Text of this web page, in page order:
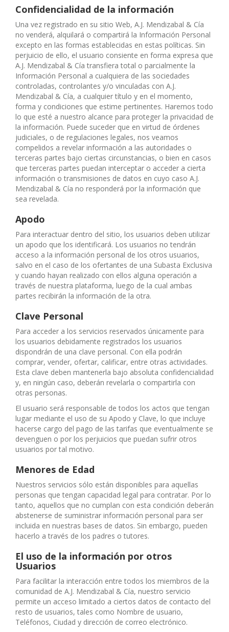
Confidencialidad de la información
Una vez registrado en su sitio Web, A.J. Mendizabal & Cía
no venderá, alquilará o compartirá la Información Personal
excepto en las formas establecidas en estas políticas. Sin
perjuicio de ello, el usuario consiente en forma expresa que
A.J. Mendizabal & Cía transfiera total o parcialmente la
Información Personal a cualquiera de las sociedades
controladas, controlantes y/o vinculadas con A.J.
Mendizabal & Cía, a cualquier título y en el momento,
forma y condiciones que estime pertinentes. Haremos todo
lo que esté a nuestro alcance para proteger la privacidad de
la información. Puede suceder que en virtud de órdenes
judiciales, o de regulaciones legales, nos veamos
compelidos a revelar información a las autoridades o
terceras partes bajo ciertas circunstancias, o bien en casos
que terceras partes puedan interceptar o acceder a cierta
información o transmisiones de datos en cuyo caso A.J.
Mendizabal & Cía no responderá por la información que
sea revelada.
Apodo
Para interactuar dentro del sitio, los usuarios deben utilizar
un apodo que los identificará. Los usuarios no tendrán
acceso a la información personal de los otros usuarios,
salvo en el caso de los ofertantes de una Subasta Exclusiva
y cuando hayan realizado con ellos alguna operación a
través de nuestra plataforma, luego de la cual ambas
partes recibirán la información de la otra.
Clave Personal
Para acceder a los servicios reservados únicamente para
los usuarios debidamente registrados los usuarios
dispondrán de una clave personal. Con ella podrán
comprar, vender, ofertar, calificar, entre otras actividades.
Esta clave deben mantenerla bajo absoluta confidencialidad
y, en ningún caso, deberán revelarla o compartirla con
otras personas.
El usuario será responsable de todos los actos que tengan
lugar mediante el uso de su Apodo y Clave, lo que incluye
hacerse cargo del pago de las tarifas que eventualmente se
devenguen o por los perjuicios que puedan sufrir otros
usuarios por tal motivo.
Menores de Edad
Nuestros servicios sólo están disponibles para aquellas
personas que tengan capacidad legal para contratar. Por lo
tanto, aquellos que no cumplan con esta condición deberán
abstenerse de suministrar información personal para ser
incluida en nuestras bases de datos. Sin embargo, pueden
hacerlo a través de los padres o tutores.
El uso de la información por otros
Usuarios
Para facilitar la interacción entre todos los miembros de la
comunidad de A.J. Mendizabal & Cía, nuestro servicio
permite un acceso limitado a ciertos datos de contacto del
resto de usuarios, tales como Nombre de usuario,
Teléfonos, Ciudad y dirección de correo electrónico.